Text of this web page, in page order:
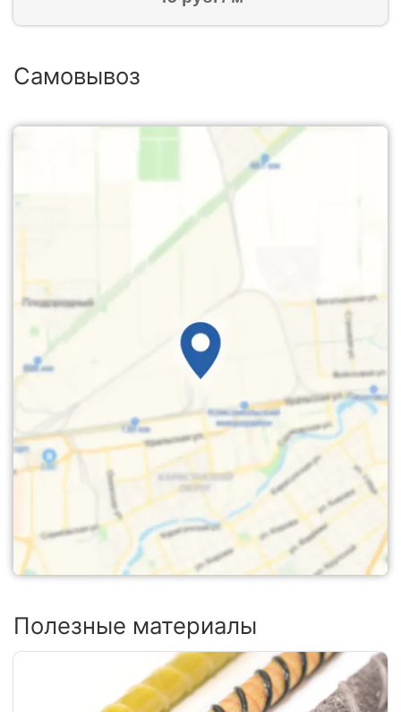
Самовывоз
Полезные материалы